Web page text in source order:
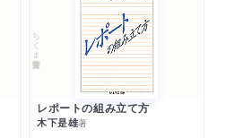
ちくま学芸文庫
レポートの組み立て方
木下是雄著